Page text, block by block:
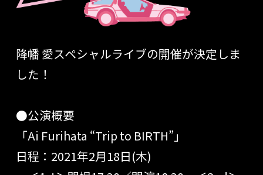
降幡 愛スペシャルライブの開催が決定しま
した！
●公演概要
「Ai Furihata “Trip to BIRTH”」
日程：2021年2月18日(木)